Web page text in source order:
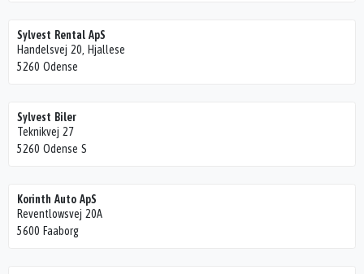
Sylvest Rental ApS
Handelsvej 20, Hjallese
5260 Odense
Sylvest Biler
Teknikvej 27
5260 Odense S
Korinth Auto ApS
Reventlowsvej 20A
5600 Faaborg